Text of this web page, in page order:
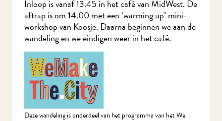
Inloop is vanaf 13.45 in het café van MidWest. De
aftrap is om 14.00 met een ‘warming up’ mini-
workshop van Koosje. Daarna beginnen we aan de
wandeling en we eindigen weer in het café.
Deze wandeling is onderdeel van het programma van het We